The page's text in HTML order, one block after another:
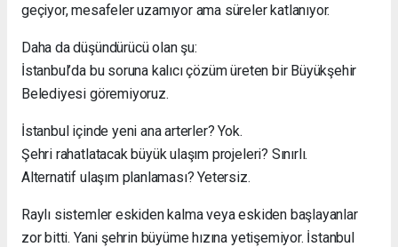
geçiyor, mesafeler uzamıyor ama süreler katlanıyor.
Daha da düşündürücü olan şu:
İstanbul’da bu soruna kalıcı çözüm üreten bir Büyükşehir
Belediyesi göremiyoruz.
İstanbul içinde yeni ana arterler? Yok.
Şehri rahatlatacak büyük ulaşım projeleri? Sınırlı.
Alternatif ulaşım planlaması? Yetersiz.
Raylı sistemler eskiden kalma veya eskiden başlayanlar
zor bitti. Yani şehrin büyüme hızına yetişemiyor. İstanbul